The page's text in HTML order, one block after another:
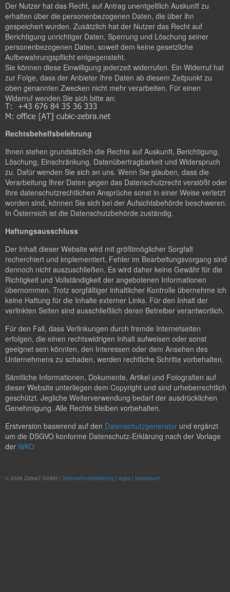
Der Nutzer hat das Recht, auf Antrag unentgeltlich Auskunft zu
erhalten über die personenbezogenen Daten, die über ihn
gespeichert wurden. Zusätzlich hat der Nutzer das Recht auf
Berichtigung unrichtiger Daten, Sperrung und Löschung seiner
personenbezogenen Daten, soweit dem keine gesetzliche
Aufbewahrungspflicht entgegensteht.
Sie können diese Einwilligung jederzeit widerrufen. Ein Widerruf hat
zur Folge, dass der Anbieter Ihre Daten ab diesem Zeitpunkt zu
oben genannten Zwecken nicht mehr verarbeiten. Für einen
Widerruf wenden Sie sich bitte an:
Rechtsbehelfsbelehrung
Ihnen stehen grundsätzlich die Rechte auf Auskunft, Berichtigung,
Löschung, Einschränkung, Datenübertragbarkeit und Widerspruch
zu. Dafür wenden Sie sich an uns. Wenn Sie glauben, dass die
Verarbeitung Ihrer Daten gegen das Datenschutzrecht verstößt oder
Ihre datenschutzrechtlichen Ansprüche sonst in einer Weise verletzt
worden sind, können Sie sich bei der Aufsichtsbehörde beschweren.
In Österreich ist die Datenschutzbehörde zuständig.
Haftungsausschluss
Der Inhalt dieser Website wird mit größtmöglicher Sorgfalt
recherchiert und implementiert. Fehler im Bearbeitungsvorgang sind
dennoch nicht auszuschließen. Es wird daher keine Gewähr für die
Richtigkeit und Vollständigkeit der angebotenen Informationen
übernommen. Trotz sorgfältiger inhaltlicher Kontrolle übernehme ich
keine Haftung für die Inhalte externer Links. Für den Inhalt der
verlinkten Seiten sind ausschließlich deren Betreiber verantwortlich.
Für den Fall, dass Verlinkungen durch fremde Internetseiten
erfolgen, die einen rechtswidrigen Inhalt aufweisen oder sonst
geeignet sein könnten, den Interessen oder dem Ansehen des
Unternehmens zu schaden, werden rechtliche Schritte vorbehalten.
Sämtliche Informationen, Dokumente, Artikel und Fotografien auf
dieser Website unterliegen dem Copyright und sind urheberrechtlich
geschützt. Jegliche Weiterverwendung bedarf der ausdrücklichen
Genehmigung. Alle Rechte bleiben vorbehalten.
Erstversion basierend auf den Datenschutzgenerator und ergänzt
um die DSGVO konforme Datenschutz-Erklärung nach der Vorlage
der WKO
© 2026 Zebra7 GmbH | Datenschutzerklärung | agbs | impressum